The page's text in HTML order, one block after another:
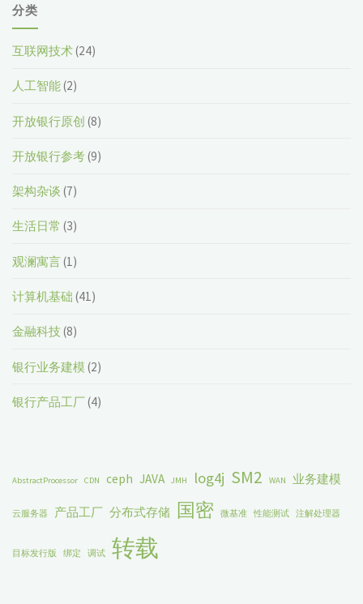
分类
互联网技术(24)
人工智能(2)
开放银行原创 (8)
开放银行参考(9)
架构杂谈 (7)
生活日常 (3)
观澜寓言(1)
计算机基础 (41)
金融科技 (8)
银行业务建模 (2)
银行产品工厂(4)
AbstractProcessor CDN ceph JAVA JMH log4j SM2 WAN 业务建模
云服务器 产品工厂 分布式存储 国密 微基准 性能测试 注解处理器
目标发行版 绑定 调试 转载